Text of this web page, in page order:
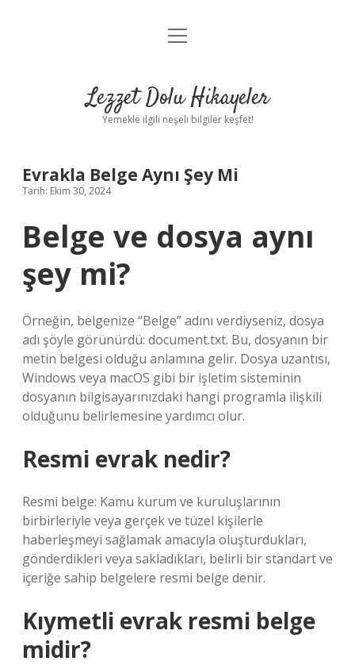
Anasayfa
Yasal Uyarı
menüyü
Lezzet Dolu Hikayeler
Yemekle ilgili neşeli bilgiler keşfet!
Evrakla Belge Aynı Şey Mi
Tarih: Ekim 30, 2024
Belge ve dosya aynı
şey mi?
Örneğin, belgenize “Belge” adını verdiyseniz, dosya
adı şöyle görünürdü: document.txt. Bu, dosyanın bir
metin belgesi olduğu anlamına gelir. Dosya uzantısı,
Windows veya macOS gibi bir işletim sisteminin
dosyanın bilgisayarınızdaki hangi programla ilişkili
olduğunu belirlemesine yardımcı olur.
Resmi evrak nedir?
Resmi belge: Kamu kurum ve kuruluşlarının
birbirleriyle veya gerçek ve tüzel kişilerle
haberleşmeyi sağlamak amacıyla oluşturdukları,
gönderdikleri veya sakladıkları, belirli bir standart ve
içeriğe sahip belgelere resmi belge denir.
Kıymetli evrak resmi belge
midir?